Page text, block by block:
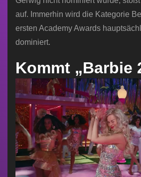
auf. Immerhin wird die Kategorie
ersten Academy Awards
dominiert.
Kommt „Barbie